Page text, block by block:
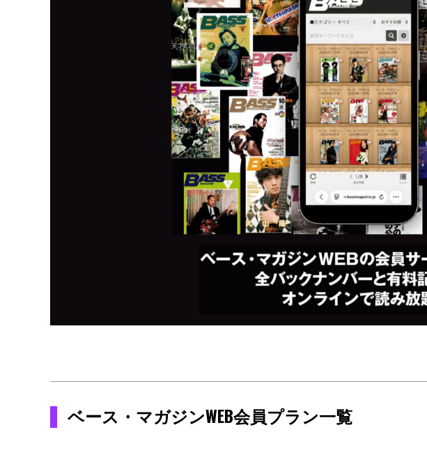
ベース・マガジンWEB会員プラン一覧